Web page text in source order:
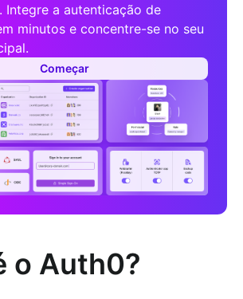
Integre a autenticação de
minutos e concentre-se no seu
Começar
o Auth0?